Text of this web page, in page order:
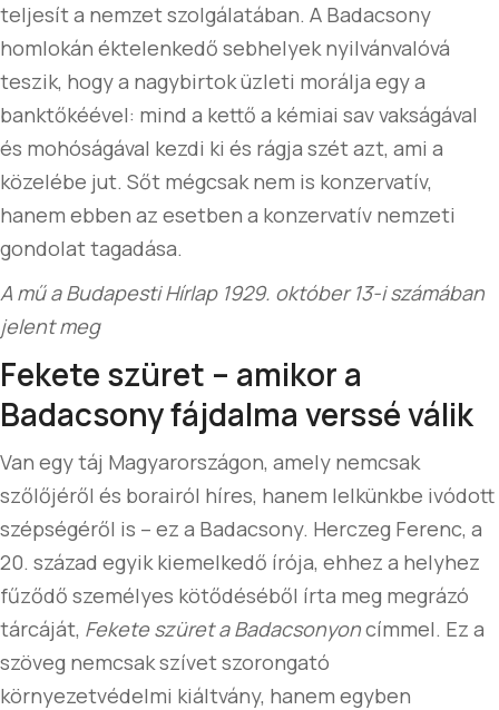
teljesít a nemzet szolgálatában. A Badacsony
homlokán éktelenkedő sebhelyek nyilvánvalóvá
teszik, hogy a nagybirtok üzleti morálja egy a
banktőkéével: mind a kettő a kémiai sav vakságával
és mohóságával kezdi ki és rágja szét azt, ami a
közelébe jut. Sőt mégcsak nem is konzervatív,
hanem ebben az esetben a konzervatív nemzeti
gondolat tagadása.
A mű a Budapesti Hírlap 1929. október 13-i számában
jelent meg
Fekete szüret – amikor a
Badacsony fájdalma verssé válik
Van egy táj Magyarországon, amely nemcsak
szőlőjéről és borairól híres, hanem lelkünkbe ivódott
szépségéről is – ez a Badacsony. Herczeg Ferenc, a
20. század egyik kiemelkedő írója, ehhez a helyhez
fűződő személyes kötődéséből írta meg megrázó
tárcáját, Fekete szüret a Badacsonyoncímmel. Ez a
szöveg nemcsak szívet szorongató
környezetvédelmi kiáltvány, hanem egyben